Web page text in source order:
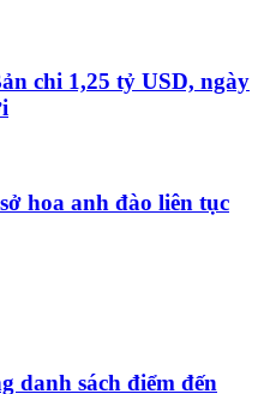
chi 1,25 tỷ USD, ngày
hoa anh đào liên tục
danh sách điểm đến